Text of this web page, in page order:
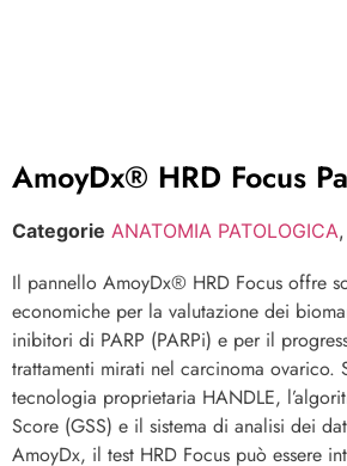
AmoyDx® HRD Focus
Categorie ANATOMIA PATOLOGICA,
Il pannello AmoyDx® HRD Focus offre
economiche per la valutazione dei
inibitori di PARP (PARPi) e per il
trattamenti mirati nel carcinoma ovarico.
tecnologia proprietaria HANDLE,
Score (GSS) e il sistema di analisi dei
AmoyDx, il test HRD Focus può essere